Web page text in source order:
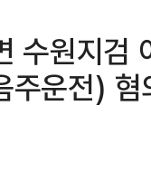
수원지검
주운전)